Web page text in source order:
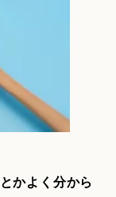
かよく分から